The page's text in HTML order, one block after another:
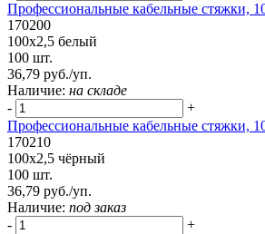
Профессиональные кабельные стяжки,
170200
100х2,5 белый
100 шт.
36,79 руб./уп.
Наличие: на складе
-
+
Профессиональные кабельные стяжки,
170210
100х2,5 чёрный
100 шт.
36,79 руб./уп.
Наличие: под заказ
-
+